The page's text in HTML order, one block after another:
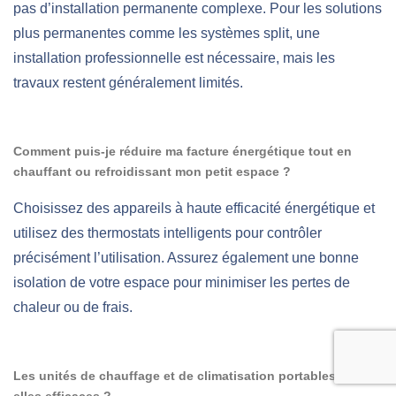
pas d’installation permanente complexe. Pour les solutions
plus permanentes comme les systèmes split, une
installation professionnelle est nécessaire, mais les
travaux restent généralement limités.
Comment puis-je réduire ma facture énergétique tout en
chauffant ou refroidissant mon petit espace ?
Choisissez des appareils à haute efficacité énergétique et
utilisez des thermostats intelligents pour contrôler
précisément l’utilisation. Assurez également une bonne
isolation de votre espace pour minimiser les pertes de
chaleur ou de frais.
Les unités de chauffage et de climatisation portables sont-